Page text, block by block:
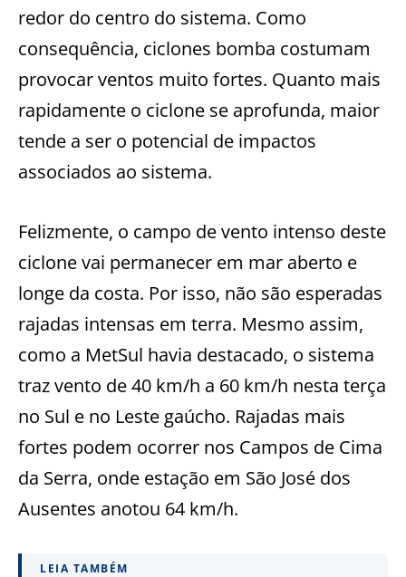
redor do centro do sistema. Como
consequência, ciclones bomba costumam
provocar ventos muito fortes. Quanto mais
rapidamente o ciclone se aprofunda, maior
tende a ser o potencial de impactos
associados ao sistema.
Felizmente, o campo de vento intenso deste
ciclone vai permanecer em mar aberto e
longe da costa. Por isso, não são esperadas
rajadas intensas em terra. Mesmo assim,
como a MetSul havia destacado, o sistema
traz vento de 40 km/h a 60 km/h nesta terça
no Sul e no Leste gaúcho. Rajadas mais
fortes podem ocorrer nos Campos de Cima
da Serra, onde estação em São José dos
Ausentes anotou 64 km/h.
LEIA TAMBÉM